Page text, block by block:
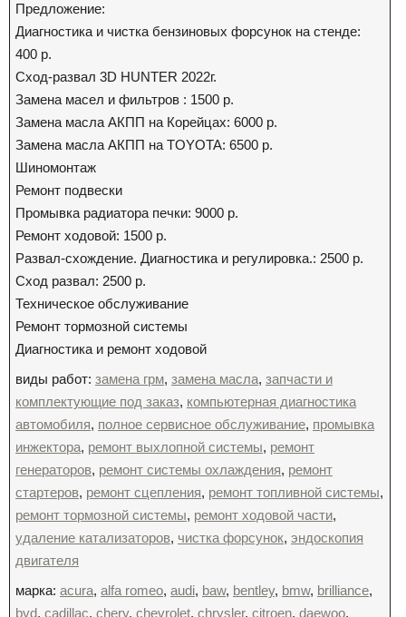
Предложение:
Диагностика и чистка бензиновых форсунок на стенде:
400 р.
Сход-развал 3D HUNTER 2022г.
Замена масел и фильтров : 1500 р.
Замена масла АКПП на Корейцах: 6000 р.
Замена масла АКПП на TOYOTA: 6500 р.
Шиномонтаж
Ремонт подвески
Промывка радиатора печки: 9000 р.
Ремонт ходовой: 1500 р.
Развал-схождение. Диагностика и регулировка.: 2500 р.
Сход развал: 2500 р.
Техническое обслуживание
Ремонт тормозной системы
Диагностика и ремонт ходовой
виды работ: замена грм, замена масла, запчасти и
комплектующие под заказ, компьютерная диагностика
автомобиля, полное сервисное обслуживание, промывка
инжектора, ремонт выхлопной системы, ремонт
генераторов, ремонт системы охлаждения, ремонт
стартеров, ремонт сцепления, ремонт топливной системы,
ремонт тормозной системы, ремонт ходовой части,
удаление катализаторов, чистка форсунок, эндоскопия
двигателя
марка: acura, alfa romeo, audi, baw, bentley, bmw, brilliance,
byd, cadillac, chery, chevrolet, chrysler, citroen, daewoo,